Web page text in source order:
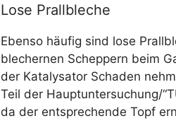
Lose Prallbleche
Ebenso häufig sind lose
blechernen Scheppern beim
der Katalysator Schaden
Teil der Hauptuntersuchung/
da der entsprechende Topf